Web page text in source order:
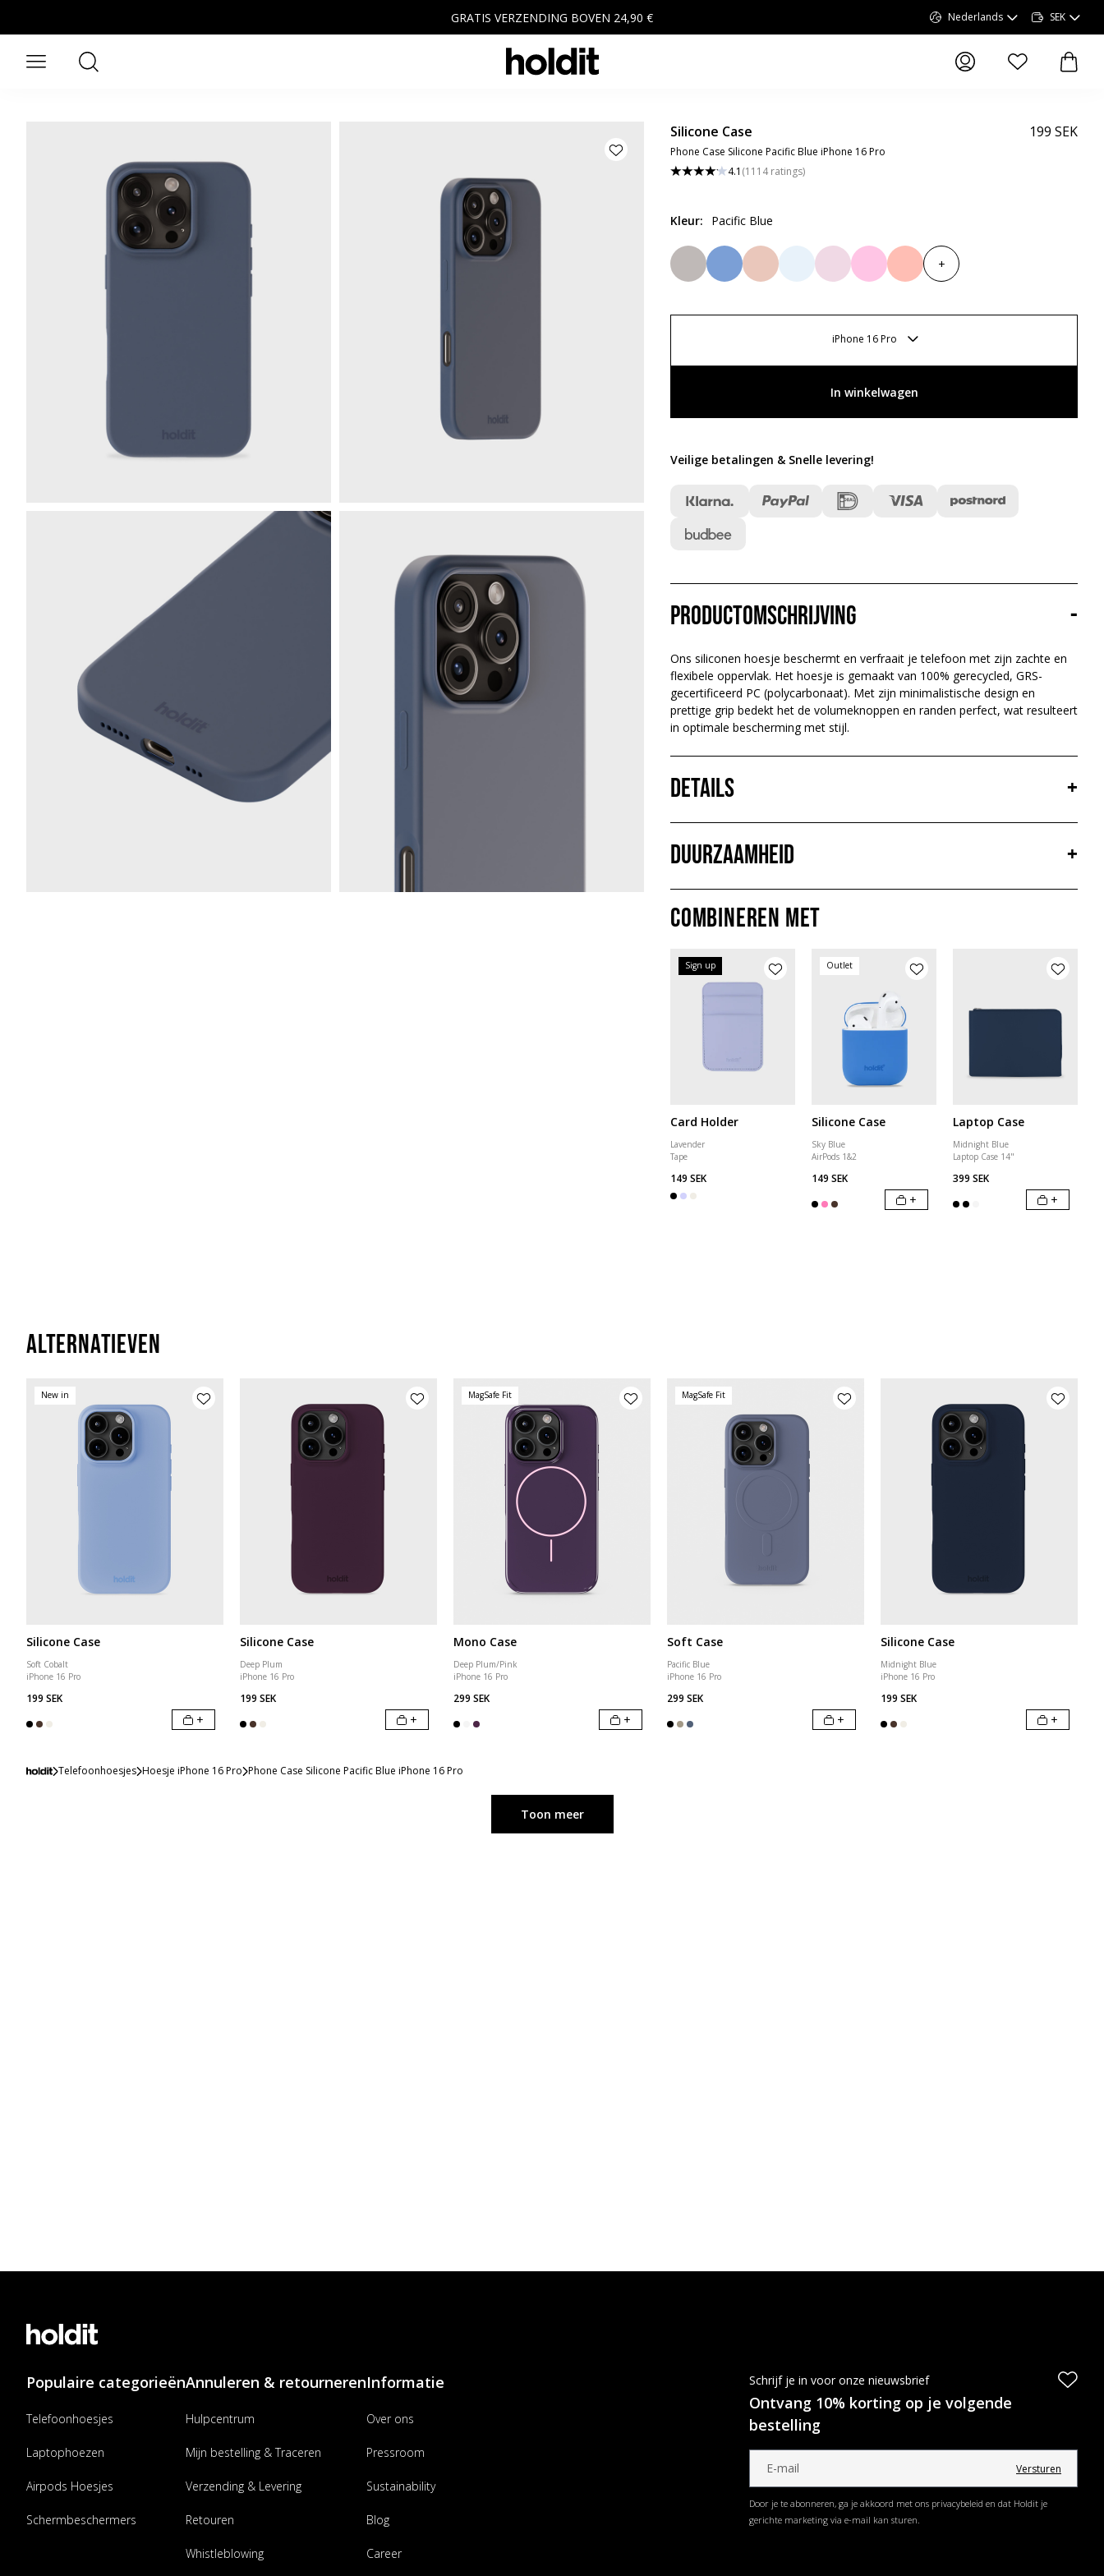
GRATIS VERZENDING BOVEN 24,90 € Nederlands SEK
Open menuZoeken
artikelen op
Silicone Case
Phone Case Silicone Pacific Blue iPhone 16 Pro
4.1 (1114 ratings)
199 SEK
Kleur: Pacific Blue
+
iPhone 16 Pro
In winkelwagen
Veilige betalingen & Snelle levering!
Productomschrijving -
Ons siliconen hoesje beschermt en verfraait je telefoon met zijn zachte en
flexibele oppervlak. Het hoesje is gemaakt van 100% gerecycled, GRS-
gecertificeerd PC (polycarbonaat). Met zijn minimalistische design en
prettige grip bedekt het de volumeknoppen en randen perfect, wat resulteert
in optimale bescherming met stijl.
Details +
Duurzaamheid
+
Combineren met
Sign up
Card Holder
Lavender
Tape
149 SEK
Outlet
Silicone Case
Sky Blue
AirPods 1&2
149 SEK
+
Laptop Case
Midnight Blue
Laptop Case 14"
399 SEK
+
Alternatieven
New in
Silicone Case
Soft Cobalt
iPhone 16 Pro
199 SEK
+
Silicone Case
Deep Plum
iPhone 16 Pro
199 SEK
+
MagSafe Fit
Mono Case
Deep Plum/Pink
iPhone 16 Pro
299 SEK
+
MagSafe Fit
Soft Case
Pacific Blue
iPhone 16 Pro
299 SEK
+
Silicone Case
Midnight Blue
iPhone 16 Pro
199 SEK
+
Telefoonhoesjes Hoesje iPhone 16 Pro Phone Case Silicone Pacific Blue iPhone 16 Pro
Toon meer
Populaire categorieën
Telefoonhoesjes
Laptophoezen
Airpods Hoesjes
Schermbeschermers
Annuleren & retourneren
Hulpcentrum
Mijn bestelling & Traceren
Verzending & Levering
Retouren
Whistleblowing
Informatie
Over ons
Pressroom
Sustainability
Blog
Career
Schrijf je in voor onze nieuwsbrief
Ontvang 10% korting op je volgende
bestelling
Versturen
Door je te abonneren, ga je akkoord met ons privacybeleid en dat Holdit je
gerichte marketing via e-mail kan sturen.